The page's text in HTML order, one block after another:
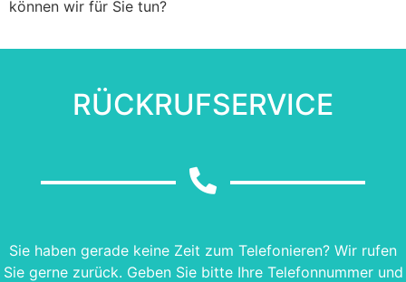
können wir für Sie tun?
RÜCKRUFSERVICE
Sie haben gerade keine Zeit zum Telefonieren? Wir rufen
Sie gerne zurück. Geben Sie bitte Ihre Telefonnummer und